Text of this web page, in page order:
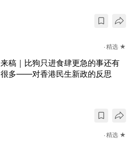
精选 ★
来稿｜比狗只进食肆更急的事还有
很多——对香港民生新政的反思
精选 ★